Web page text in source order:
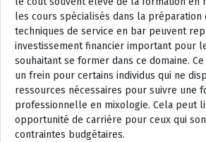
les cours spécialisés dans la
techniques de service en bar peuvent
investissement financier important pour
souhaitant se former dans ce domaine.
un frein pour certains individus qui ne
ressources nécessaires pour suivre une
professionnelle en mixologie. Cela peut
opportunité de carrière pour ceux qui
contraintes budgétaires.